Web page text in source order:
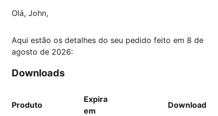
Olá, John,
Aqui estão os detalhes do seu pedido feito em 8 de
agosto de 2026:
Downloads
Produto
Expira
em
Download